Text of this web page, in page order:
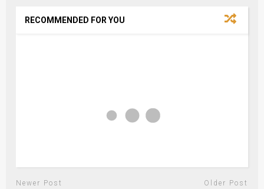
RECOMMENDED FOR YOU
Newer Post Older Post